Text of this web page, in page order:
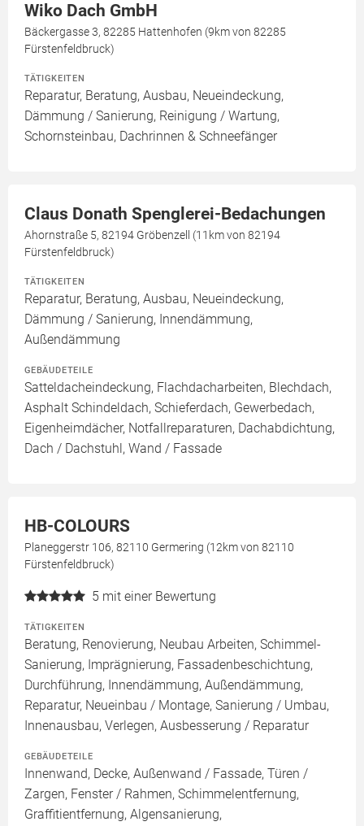
Wiko Dach GmbH
Bäckergasse 3, 82285 Hattenhofen (9km von 82285
Fürstenfeldbruck)
TÄTIGKEITEN
Reparatur, Beratung, Ausbau, Neueindeckung,
Dämmung / Sanierung, Reinigung / Wartung,
Schornsteinbau, Dachrinnen & Schneefänger
Claus Donath Spenglerei-Bedachungen
Ahornstraße 5, 82194 Gröbenzell (11km von 82194
Fürstenfeldbruck)
TÄTIGKEITEN
Reparatur, Beratung, Ausbau, Neueindeckung,
Dämmung / Sanierung, Innendämmung,
Außendämmung
GEBÄUDETEILE
Satteldacheindeckung, Flachdacharbeiten, Blechdach,
Asphalt Schindeldach, Schieferdach, Gewerbedach,
Eigenheimdächer, Notfallreparaturen, Dachabdichtung,
Dach / Dachstuhl, Wand / Fassade
HB-COLOURS
Planeggerstr 106, 82110 Germering (12km von 82110
Fürstenfeldbruck)
5 mit einer Bewertung
TÄTIGKEITEN
Beratung, Renovierung, Neubau Arbeiten, Schimmel-
Sanierung, Imprägnierung, Fassadenbeschichtung,
Durchführung, Innendämmung, Außendämmung,
Reparatur, Neueinbau / Montage, Sanierung / Umbau,
Innenausbau, Verlegen, Ausbesserung / Reparatur
GEBÄUDETEILE
Innenwand, Decke, Außenwand / Fassade, Türen /
Zargen, Fenster / Rahmen, Schimmelentfernung,
Graffitientfernung, Algensanierung,